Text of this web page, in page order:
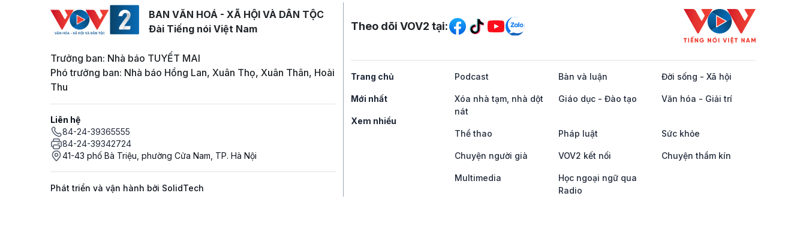
BAN VĂN HOÁ - XÃ HỘI VÀ DÂN TỘC
Đài Tiếng nói Việt Nam
Trưởng ban: Nhà báo TUYẾT MAI
Phó trưởng ban: Nhà báo Hồng Lan, Xuân Thọ, Xuân Thân, Hoài
Thu
Liên hệ
84-24-39365555
84-24-39342724
41-43 phố Bà Triệu, phường Cửa Nam, TP. Hà Nội
Phát triển và vận hành bởi SolidTech
Mạng xã hội
Theo dõi VOV2 tại:
Trang chủ
Mới nhất
Xem nhiều
Podcast Bàn và luận Đời sống - Xã hội
Xóa nhà tạm, nhà dột
nát
Giáo dục - Đào tạo Văn hóa - Giải trí
Thể thao Pháp luật Sức khỏe
Chuyện người già VOV2 kết nối Chuyện thầm kín
Multimedia
Học ngoại ngữ qua
Radio